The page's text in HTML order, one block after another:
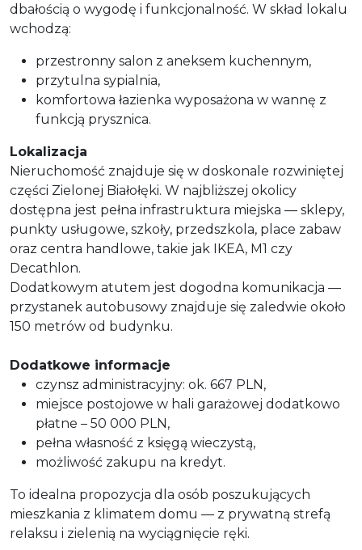
dbałością o wygodę i funkcjonalność. W skład lokalu
wchodzą:
przestronny salon z aneksem kuchennym,
przytulna sypialnia,
komfortowa łazienka wyposażona w wannę z
funkcją prysznica.
Lokalizacja
Nieruchomość znajduje się w doskonale rozwiniętej
części Zielonej Białołęki. W najbliższej okolicy
dostępna jest pełna infrastruktura miejska — sklepy,
punkty usługowe, szkoły, przedszkola, place zabaw
oraz centra handlowe, takie jak IKEA, M1 czy
Decathlon.
Dodatkowym atutem jest dogodna komunikacja —
przystanek autobusowy znajduje się zaledwie około
150 metrów od budynku.
Dodatkowe informacje
czynsz administracyjny: ok. 667 PLN,
miejsce postojowe w hali garażowej dodatkowo
płatne – 50 000 PLN,
pełna własność z księgą wieczystą,
możliwość zakupu na kredyt.
To idealna propozycja dla osób poszukujących
mieszkania z klimatem domu — z prywatną strefą
relaksu i zielenią na wyciągnięcie ręki.